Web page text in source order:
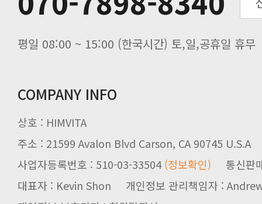
입금 고객님을 찾습니다.
평일 08:00 ~ 15:00 (한국시간) 토,일,공휴일 휴무
COMPANY INFO
상호 : HIMVITA
주소 : 21599 Avalon Blvd Carson, CA 90745 U.S.A
사업자등록번호 : 510-03-33504(정보확인) 통신판
대표자 : Kevin Shon 개인정보 관리책임자 :